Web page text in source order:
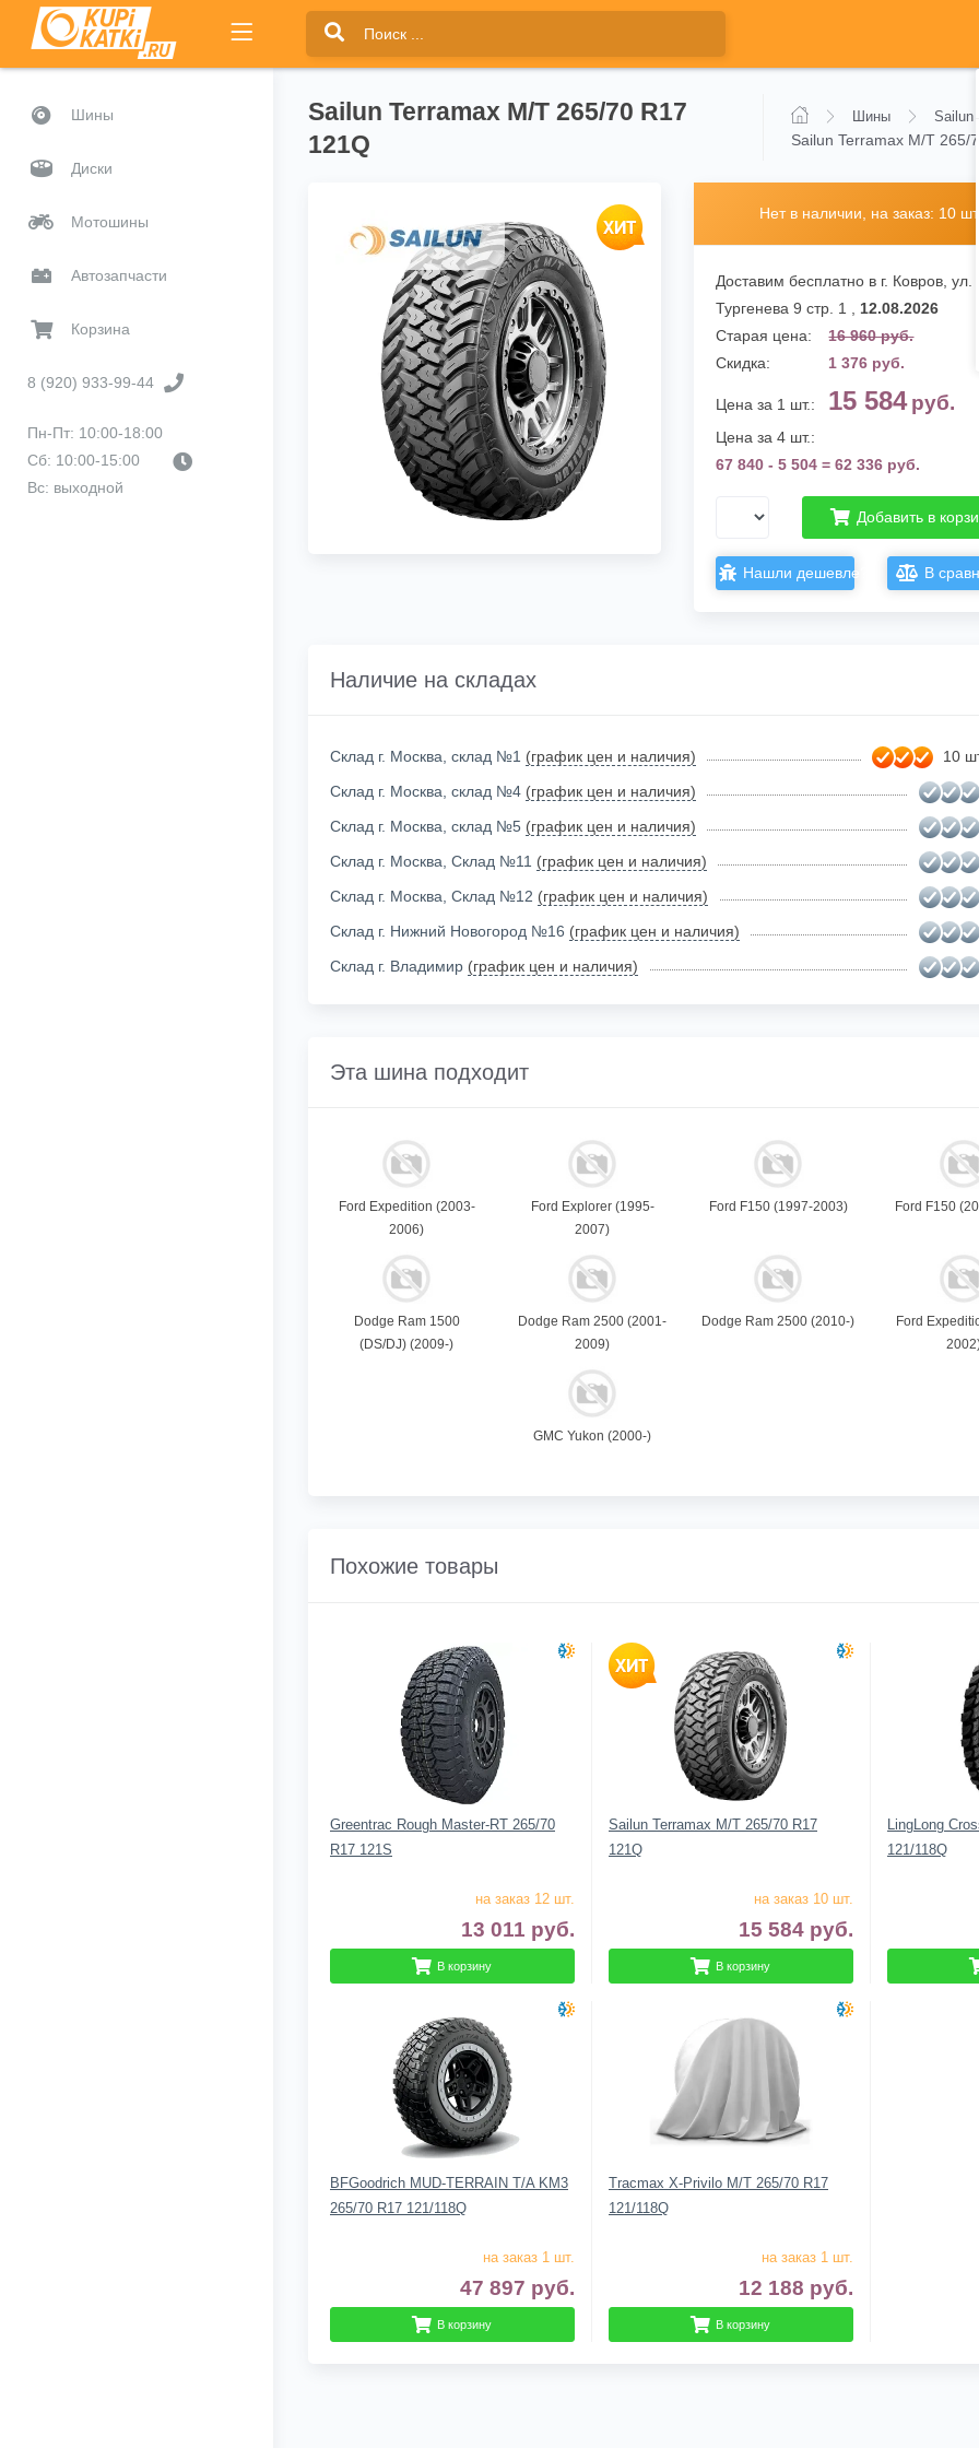
Шины
Диски
Мотошины
Автозапчасти
Корзина
8 (920) 933-99-44
Пн-Пт: 10:00-18:00
Сб: 10:00-15:00
Вс: выходной
Sailun Terramax M/T 265/70 R17
121Q
Шины Sailun
Sailun Terramax M/T 265/
Нет в наличии, на заказ: 10 шт.
Доставим бесплатно в г. Ковров,ул.
Тургенева 9 стр. 1
12.08.2026
Старая цена:
16 960 руб.
Скидка:
1 376 руб.
Цена за 1 шт.: 15 584 руб.
Цена за 4 шт.:
67 840 - 5 504 = 62 336 руб.
Добавить в
Нашли дешевле? В
Наличие на складах
Склад г. Москва, склад №1 (график цен и наличия)
10
Склад г. Москва, склад №4 (график цен и наличия)
Склад г. Москва, склад №5 (график цен и наличия)
Склад г. Москва, Склад №11 (график цен и наличия)
Склад г. Москва, Склад №12 (график цен и наличия)
Склад г. Нижний Новогород №16 (график цен и наличия)
Склад г. Владимир (график цен и наличия)
Эта шина подходит
Ford Expedition (2003-
2006)
Ford Explorer (1995-
2007)
Ford F150 (1997-2003) Ford F150
Dodge Ram 1500
(DS/DJ) (2009-)
Dodge Ram 2500 (2001-
2009)
Dodge Ram 2500 (2010-)
Ford
GMC Yukon (2000-)
Похожие товары
Greentrac Rough Master-RT 265/70
R17 121S
на заказ 12 шт.
13 011 руб.
В корзину
Sailun Terramax M/T 265/70 R17
121Q
на заказ 10 шт.
15 584 руб.
В корзину
LingLong
121/118Q
BFGoodrich MUD-TERRAIN T/A KM3
265/70 R17 121/118Q
на заказ 1 шт.
47 897 руб.
В корзину
Tracmax X-Privilo M/T 265/70 R17
121/118Q
на заказ 1 шт.
12 188 руб.
В корзину